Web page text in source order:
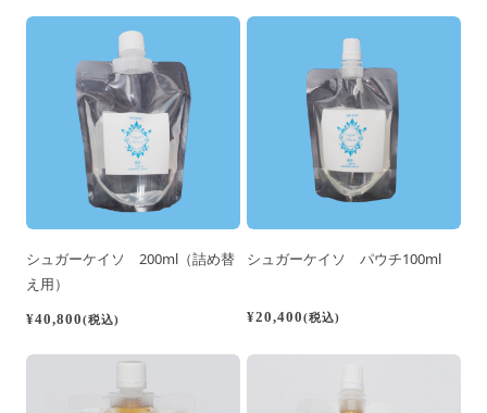
シュガーケイソ 200ml（詰め替
え用）
¥40,800(税込)
シュガーケイソ パウチ100ml
¥20,400(税込)